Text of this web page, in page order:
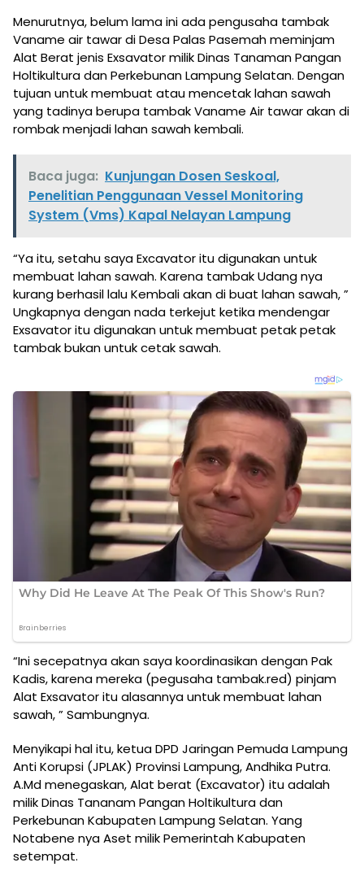
Menurutnya, belum lama ini ada pengusaha tambak
Vaname air tawar di Desa Palas Pasemah meminjam
Alat Berat jenis Exsavator milik Dinas Tanaman Pangan
Holtikultura dan Perkebunan Lampung Selatan. Dengan
tujuan untuk membuat atau mencetak lahan sawah
yang tadinya berupa tambak Vaname Air tawar akan di
rombak menjadi lahan sawah kembali.
Baca juga: Kunjungan Dosen Seskoal,
Penelitian Penggunaan Vessel Monitoring
System (Vms) Kapal Nelayan Lampung
“Ya itu, setahu saya Excavator itu digunakan untuk
membuat lahan sawah. Karena tambak Udang nya
kurang berhasil lalu Kembali akan di buat lahan sawah, ”
Ungkapnya dengan nada terkejut ketika mendengar
Exsavator itu digunakan untuk membuat petak petak
tambak bukan untuk cetak sawah.
“Ini secepatnya akan saya koordinasikan dengan Pak
Kadis, karena mereka (pegusaha tambak.red) pinjam
Alat Exsavator itu alasannya untuk membuat lahan
sawah, ” Sambungnya.
Menyikapi hal itu, ketua DPD Jaringan Pemuda Lampung
Anti Korupsi (JPLAK) Provinsi Lampung, Andhika Putra.
A.Md menegaskan, Alat berat (Excavator) itu adalah
milik Dinas Tananam Pangan Holtikultura dan
Perkebunan Kabupaten Lampung Selatan. Yang
Notabene nya Aset milik Pemerintah Kabupaten
setempat.